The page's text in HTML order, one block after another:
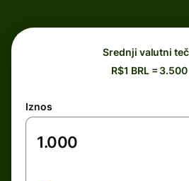
Srednji valutni
R$1 BRL = 3.500
Iznos